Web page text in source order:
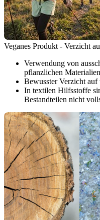
Veganes Produkt - Verzicht
Verwendung von
pflanzlichen Materialien
Bewusster Verzicht auf
In textilen Hilfsstoffe
Bestandteilen nicht